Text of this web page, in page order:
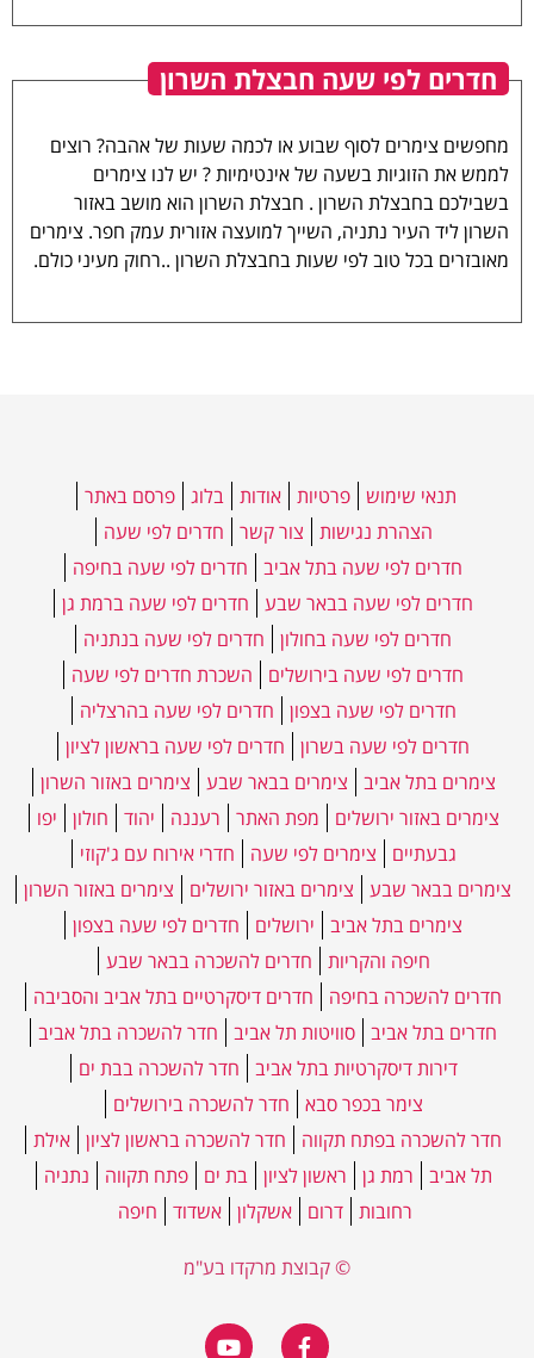
חדרים לפי שעה חבצלת השרון
מחפשים צימרים לסוף שבוע או לכמה שעות של אהבה? רוצים
לממש את הזוגיות בשעה של אינטימיות ? יש לנו צימרים
בשבילכם בחבצלת השרון . חבצלת השרון הוא מושב באזור
השרון ליד העיר נתניה, השייך למועצה אזורית עמק חפר. צימרים
מאובזרים בכל טוב לפי שעות בחבצלת השרון ..רחוק מעיני כולם.
תנאי שימוש פרטיות אודות בלוג
פרסם באתר
הצהרת נגישות
צור קשר
חדרים לפי שעה
חדרים לפי שעה בתל אביב
חדרים לפי שעה בחיפה
חדרים לפי שעה בבאר שבע
חדרים לפי שעה ברמת גן
חדרים לפי שעה בחולון
חדרים לפי שעה בנתניה
חדרים לפי שעה בירושלים
השכרת חדרים לפי שעה
חדרים לפי שעה בצפון
חדרים לפי שעה בהרצליה
חדרים לפי שעה בשרון
חדרים לפי שעה בראשון לציון
צימרים בתל אביב
צימרים בבאר שבע
צימרים באזור השרון
צימרים באזור ירושלים
מפת האתר רעננה יהוד חולון
יפו
גבעתיים
צימרים לפי שעה
חדרי אירוח עם ג'קוזי
צימרים בבאר שבע
צימרים באזור ירושלים
צימרים באזור השרון
צימרים בתל אביב
ירושלים
חדרים לפי שעה בצפון
חיפה והקריות
חדרים להשכרה בבאר שבע
חדרים להשכרה בחיפה
חדרים דיסקרטיים בתל אביב והסביבה
חדרים בתל אביב סוויטות תל אביב
חדר להשכרה בתל אביב
דירות דיסקרטיות בתל אביב
חדר להשכרה בבת ים
צימר בכפר סבא
חדר להשכרה בירושלים
חדר להשכרה בפתח תקווה
חדר להשכרה בראשון לציון אילת
תל אביב
רמת גן ראשון לציון בת ים פתח תקווה
נתניה
רחובות
דרום אשקלון אשדוד חיפה
© קבוצת מרקדו בע"מ